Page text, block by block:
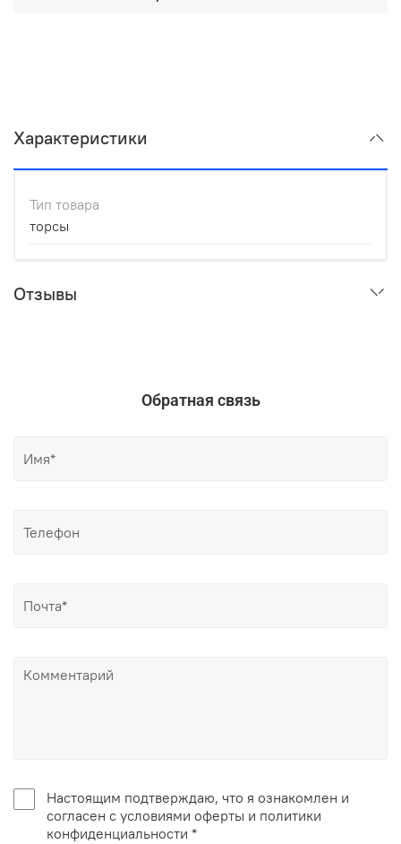
Характеристики
Тип товара
торсы
Отзывы
Обратная связь
Настоящим подтверждаю, что я ознакомлен и
согласен с условиями оферты и политики
конфиденциальности *